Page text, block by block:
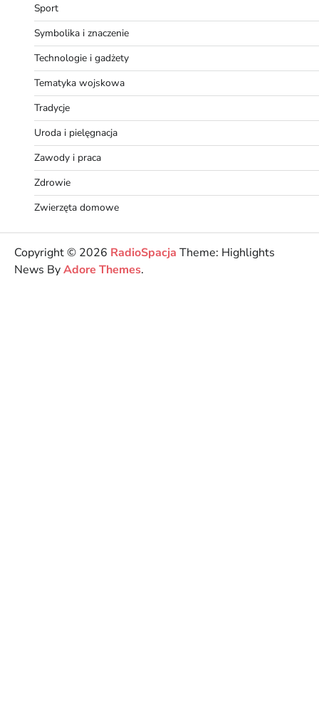
Sport
Symbolika i znaczenie
Technologie i gadżety
Tematyka wojskowa
Tradycje
Uroda i pielęgnacja
Zawody i praca
Zdrowie
Zwierzęta domowe
Copyright © 2026 RadioSpacja Theme: Highlights
News ByAdore Themes.